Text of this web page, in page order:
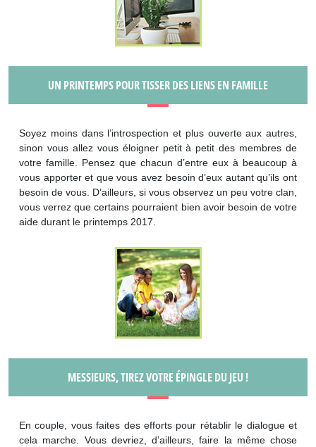
UN PRINTEMPS POUR TISSER DES LIENS EN FAMILLE
Soyez moins dans l’introspection et plus ouverte aux autres,
sinon vous allez vous éloigner petit à petit des membres de
votre famille. Pensez que chacun d’entre eux à beaucoup à
vous apporter et que vous avez besoin d’eux autant qu’ils ont
besoin de vous. D’ailleurs, si vous observez un peu votre clan,
vous verrez que certains pourraient bien avoir besoin de votre
aide durant le printemps 2017.
MESSIEURS, TIREZ VOTRE ÉPINGLE DU JEU !
En couple, vous faites des efforts pour rétablir le dialogue et
cela marche. Vous devriez, d’ailleurs, faire la même chose